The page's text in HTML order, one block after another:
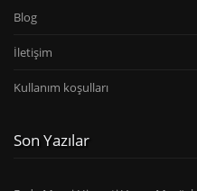
Blog
İletişim
Kullanım koşulları
Son Yazılar